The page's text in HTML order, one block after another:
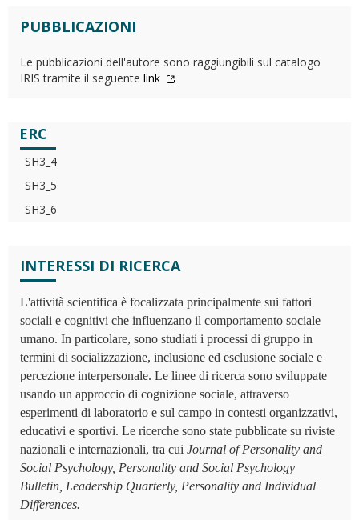
PUBBLICAZIONI
Le pubblicazioni dell'autore sono raggiungibili sul catalogo
IRIS tramite il seguente link
ERC
SH3_4
SH3_5
SH3_6
INTERESSI DI RICERCA
L'attività scientifica è focalizzata principalmente sui fattori
sociali e cognitivi che influenzano il comportamento sociale
umano. In particolare, sono studiati i processi di gruppo in
termini di socializzazione, inclusione ed esclusione sociale e
percezione interpersonale. Le linee di ricerca sono sviluppate
usando un approccio di cognizione sociale, attraverso
esperimenti di laboratorio e sul campo in contesti organizzativi,
educativi e sportivi. Le ricerche sono state pubblicate su riviste
nazionali e internazionali, tra cui Journal of Personality and
Social Psychology, Personality and Social Psychology
Bulletin, Leadership Quarterly, Personality and Individual
Differences.